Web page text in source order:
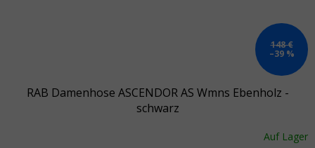
148 €
–39 %
RAB Damenhose ASCENDOR AS Wmns Ebenholz -
schwarz
Auf Lager